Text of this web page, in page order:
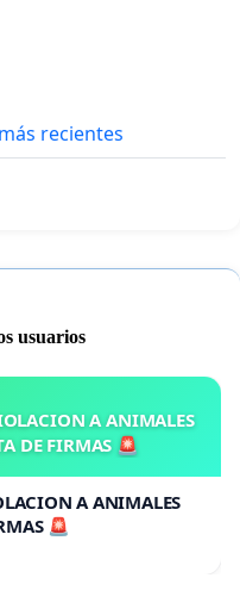
recientes
usuarios
A ANIMALES
DE FIRMAS 🚨
A ANIMALES
🚨